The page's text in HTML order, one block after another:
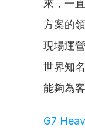
來，一
方案的
現場運
世界知
能夠為
G7